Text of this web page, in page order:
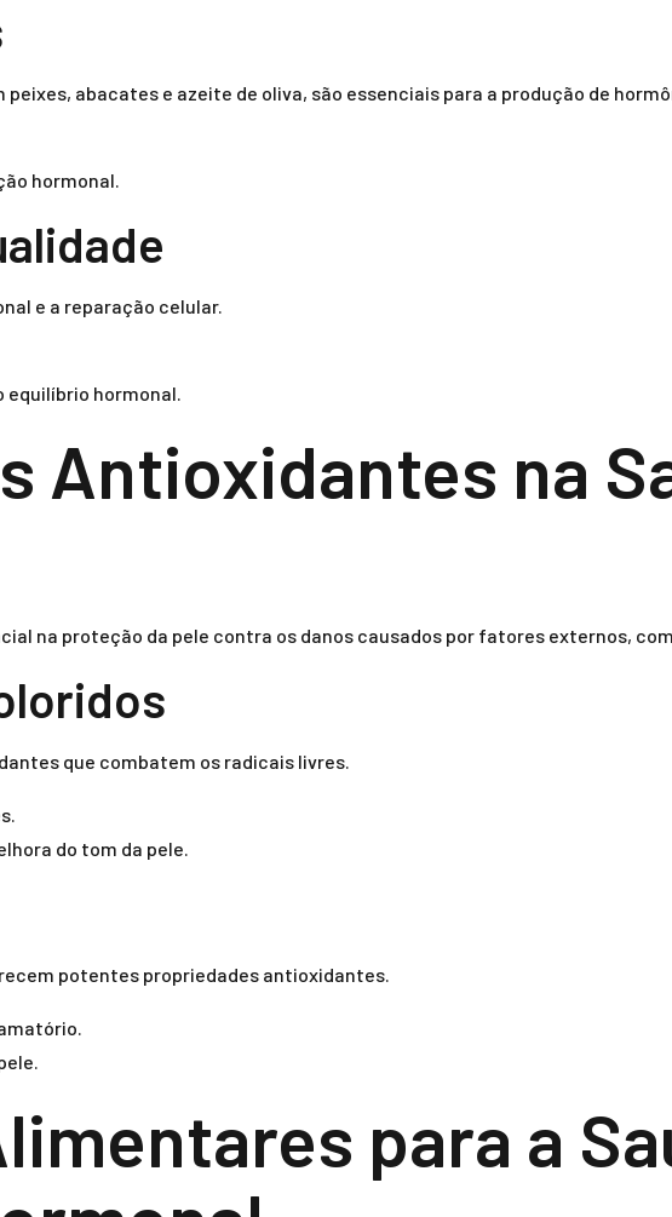
abacates e azeite de oliva, são essenciais para a produção de
hormonal.
e a reparação celular.
equilíbrio hormonal.
Antioxidantes na
na proteção da pele contra os danos causados por fatores externos,
que combatem os radicais livres.
do tom da pele.
potentes propriedades antioxidantes.
para a